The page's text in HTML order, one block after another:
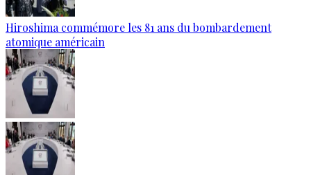
Hiroshima commémore les 81 ans du bombardement
atomique américain